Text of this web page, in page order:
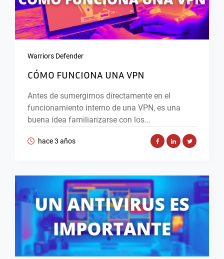
Warriors Defender
CÓMO FUNCIONA UNA VPN
Antes de sumergirnos directamente en el
funcionamiento interno de una VPN, es una
buena idea familiarizarse con los...
hace 3 años